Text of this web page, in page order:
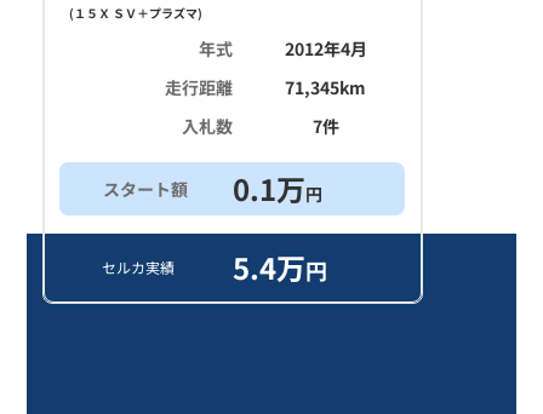
( １５Ｘ ＳＶ＋プラズマ)
年式
2012年4月
走行距離
71,345km
入札数
7件
スタート額 0.1万円
セルカ実績 5.4万円